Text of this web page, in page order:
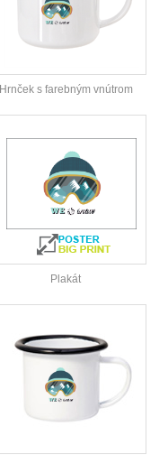
Hrnček s farebným vnútrom
Plakát